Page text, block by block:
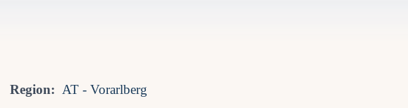
Region: AT - Vorarlberg